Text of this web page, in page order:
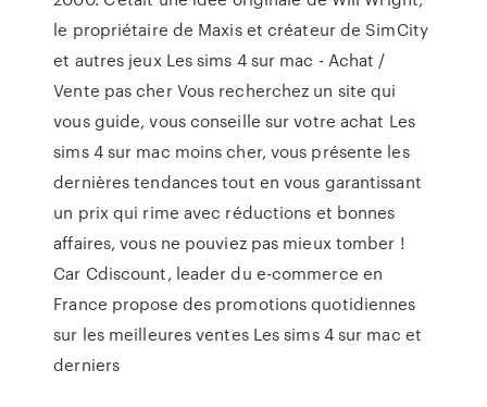
le propriétaire de Maxis et créateur de SimCity
et autres jeux Les sims 4 sur mac - Achat /
Vente pas cher Vous recherchez un site qui
vous guide, vous conseille sur votre achat Les
sims 4 sur mac moins cher, vous présente les
dernières tendances tout en vous garantissant
un prix qui rime avec réductions et bonnes
affaires, vous ne pouviez pas mieux tomber !
Car Cdiscount, leader du e-commerce en
France propose des promotions quotidiennes
sur les meilleures ventes Les sims 4 sur mac et
derniers